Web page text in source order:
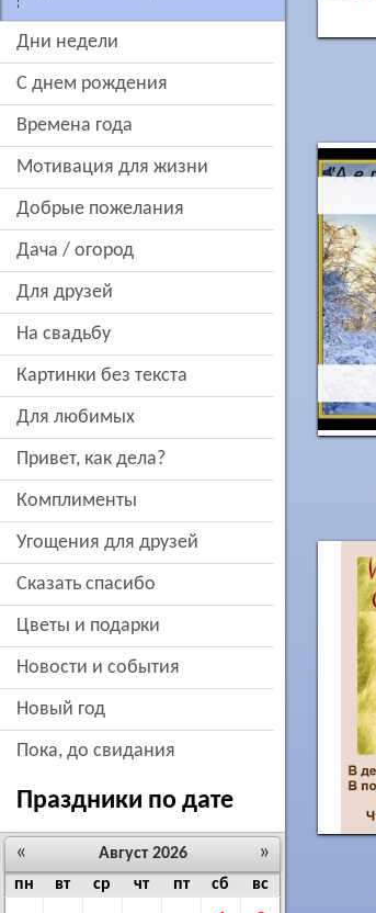
дни недели
c днем рождения
времена года
мотивация для жизни
добрые пожелания
дача / огород
для друзей
на свадьбу
картинки без текста
для любимых
привет, как дела?
комплименты
угощения для друзей
сказать спасибо
цветы и подарки
новости и события
новый год
пока, до свидания
Праздники по дате
« »
Август 2026
пн
вт ср чт пт сб
вс